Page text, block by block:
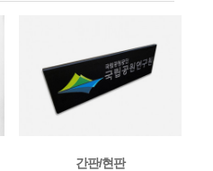
간판/현판